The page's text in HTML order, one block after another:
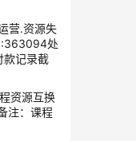
营.资源失
处
款记录截
资源互换
注：课程